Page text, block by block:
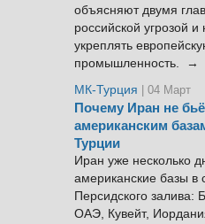
объясняют двумя
российской угрозой
укреплять
промышленность. →
МК-Турция
| 04 Март
Почему Иран не
американским
Турции
Иран уже несколько
американские базы в
Персидского залива:
ОАЭ, Кувейт,